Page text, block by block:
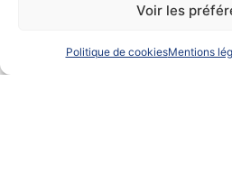
Voir les
Politique de cookiesMentions